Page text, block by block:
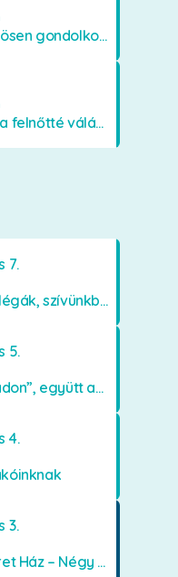
Akasztófa – közösen gondolkodva
Gyermekkortól a felnőtté válásig
7.
Színpadon a kollégák, szívünkben a lakók
5.
Együtt a „színpadon”, együtt az élményekért 🎭✨
4.
3.
40 éves a Názáret Ház – Négy évtized szeretetben és gondoskodásban